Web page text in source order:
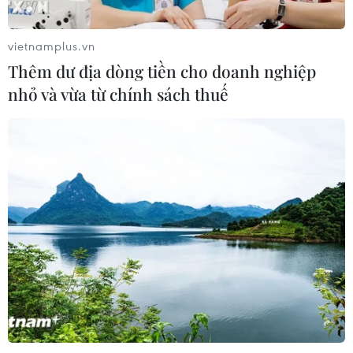
Lần đầu tiên chụp được bề mặt Mặt
Trời với độ nét chưa từng có
06/08/2026 09:41
Việt Nam hướng tới làm
chủ 10 công nghệ lõi vào năm 2030
06/08/2026 04:38
Việt Nam và Lào thúc đẩy hợp tác
vietnamplus.vn
Thêm dư địa dòng tiền cho doanh nghiệp
nhỏ và vừa từ chính sách thuế